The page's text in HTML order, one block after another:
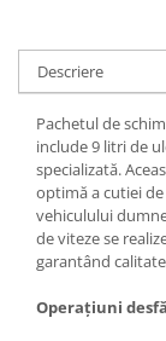
Descriere
Pachetul de
include 9 litri de
specializată.
optimă a cutiei
vehiculului
de viteze se
garantând
Operațiuni